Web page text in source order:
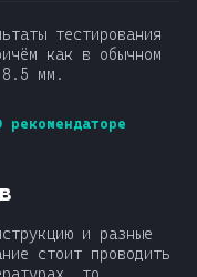
тестирования
как в обычном
8.5 мм.
рекомендаторе
и разные
стоит проводить